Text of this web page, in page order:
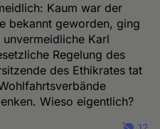
Kaum war der
bekannt geworden, ging
Karl
Regelung des
des Ethikrates tat
Wieso eigentlich?